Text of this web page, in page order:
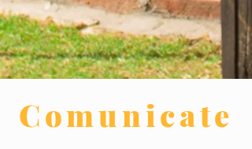
Comunicate